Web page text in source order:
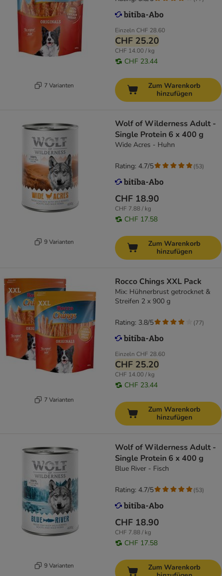
7 Varianten
Einzeln CHF 28.60
CHF 25.20
CHF 14.00 / kg
CHF 23.44
Zum Warenkorb
hinzufügen
9 Varianten
Wolf of Wilderness Adult -
Single Protein 6 x 400 g
Wide Acres - Huhn
CHF 18.90
CHF 7.88 / kg
CHF 17.58
Rating: 4.7/5 (53)
Zum Warenkorb
hinzufügen
7 Varianten
Rocco Chings XXL Pack
Mix: Hühnerbrust getrocknet &
Streifen 2 x 900 g
Einzeln CHF 28.60
CHF 25.20
CHF 14.00 / kg
CHF 23.44
Rating: 3.8/5 (77)
Zum Warenkorb
hinzufügen
9 Varianten
Wolf of Wilderness Adult -
Single Protein 6 x 400 g
Blue River - Fisch
CHF 18.90
CHF 7.88 / kg
CHF 17.58
Rating: 4.7/5 (53)
Zum Warenkorb